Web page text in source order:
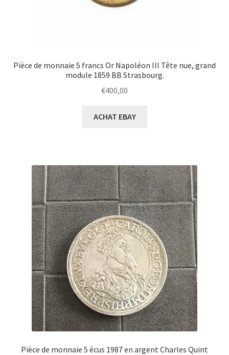
Pièce de monnaie 5 francs Or Napoléon III Tête nue, grand
module 1859 BB Strasbourg.
€400,00
ACHAT EBAY
Pièce de monnaie 5 écus 1987 en argent Charles Quint